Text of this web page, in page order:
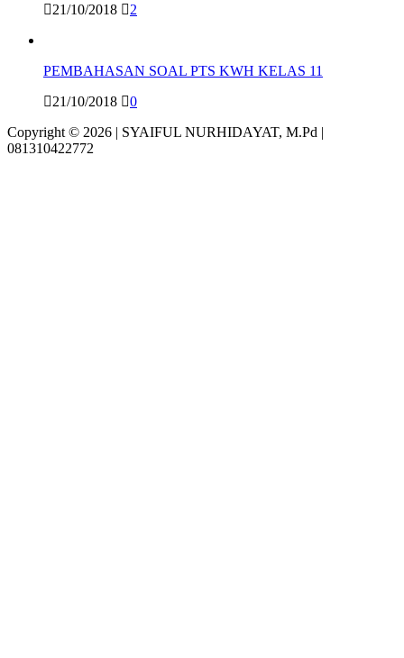
21/10/2018 2
PEMBAHASAN SOAL PTS KWH KELAS 11
21/10/2018
0
Copyright © 2026 | SYAIFUL NURHIDAYAT, M.Pd |
081310422772